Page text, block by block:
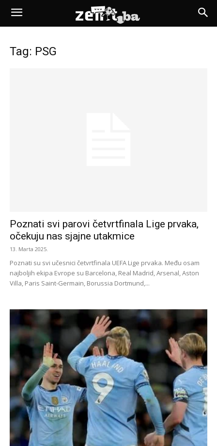
Tag: PSG
Poznati svi parovi četvrtfinala Lige prvaka,
očekuju nas sjajne utakmice
13. Marta 2025.
Poznati su svi učesnici četvrtfinala UEFA Lige prvaka. Među osam
najboljih ekipa Evrope su Barcelona, Real Madrid, Arsenal, Aston
Villa, Paris Saint-Germain, Borussia Dortmund,...